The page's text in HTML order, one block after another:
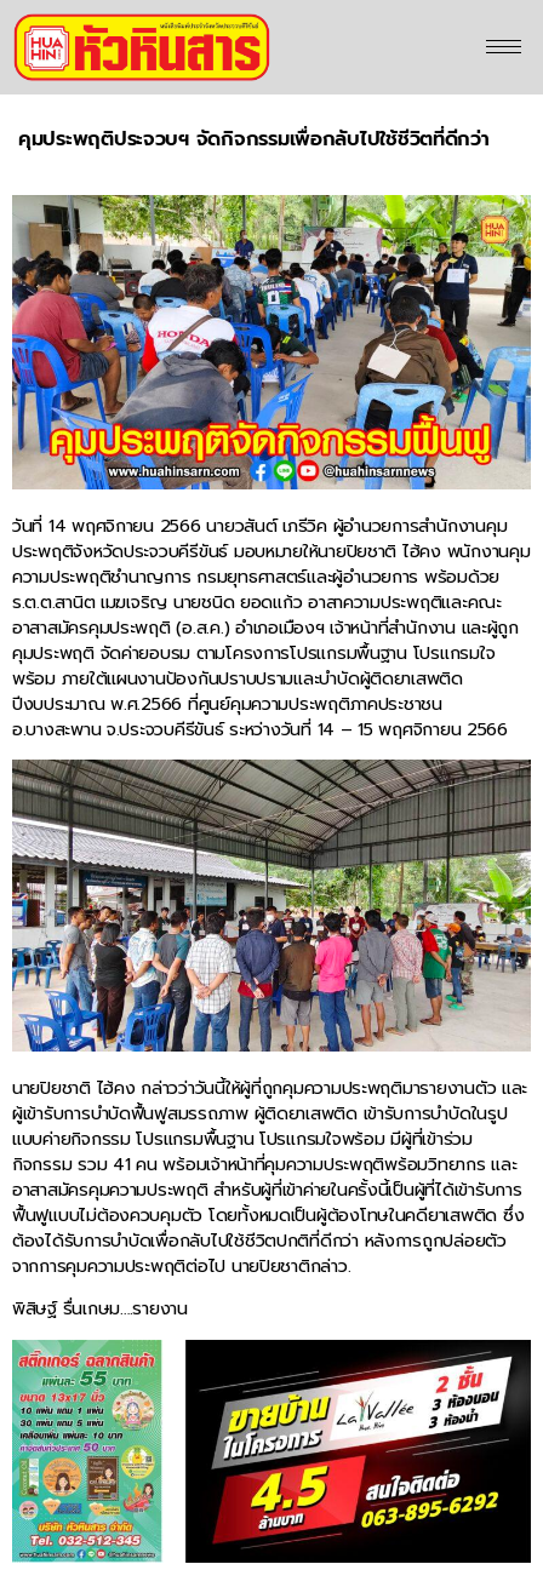
คุมประพฤติประจวบฯ จัดกิจกรรมเพื่อกลับไปใช้ชีวิตที่ดีกว่า
วันที่ 14 พฤศจิกายน 2566 นายวสันต์ เภรีวิค ผู้อำนวยการสำนักงานคุม
ประพฤติจังหวัดประจวบคีรีขันธ์ มอบหมายให้นายปิยชาติ ไฮ้คง พนักงานคุม
ความประพฤติชำนาญการ กรมยุทธศาสตร์และผู้อำนวยการ พร้อมด้วย
ร.ต.ต.สานิต เมฆเจริญ นายชนิด ยอดแก้ว อาสาความประพฤติและคณะ
อาสาสมัครคุมประพฤติ (อ.ส.ค.) อำเภอเมืองฯ เจ้าหน้าที่สำนักงาน และผู้ถูก
คุมประพฤติ จัดค่ายอบรม ตามโครงการโปรแกรมพื้นฐาน โปรแกรมใจ
พร้อม ภายใต้แผนงานป้องกันปราบปรามและบำบัดผู้ติดยาเสพติด
ปีงบประมาณ พ.ศ.2566 ที่ศูนย์คุมความประพฤติภาคประชาชน
อ.บางสะพาน จ.ประจวบคีรีขันธ์ ระหว่างวันที่ 14 – 15 พฤศจิกายน 2566
นายปิยชาติ ไฮ้คง กล่าวว่าวันนี้ให้ผู้ที่ถูกคุมความประพฤติมารายงานตัว และ
ผู้เข้ารับการบำบัดฟื้นฟูสมรรถภาพ ผู้ติดยาเสพติด เข้ารับการบำบัดในรูป
แบบค่ายกิจกรรม โปรแกรมพื้นฐาน โปรแกรมใจพร้อม มีผู้ที่เข้าร่วม
กิจกรรม รวม 41 คน พร้อมเจ้าหน้าที่คุมความประพฤติพร้อมวิทยากร และ
อาสาสมัครคุมความประพฤติ สำหรับผู้ที่เข้าค่ายในครั้งนี้เป็นผู้ที่ได้เข้ารับการ
ฟื้นฟูแบบไม่ต้องควบคุมตัว โดยทั้งหมดเป็นผู้ต้องโทษในคดียาเสพติด ซึ่ง
ต้องได้รับการบำบัดเพื่อกลับไปใช้ชีวิตปกติที่ดีกว่า หลังการถูกปล่อยตัว
จากการคุมความประพฤติต่อไป นายปิยชาติกล่าว.
พิสิษฐ์ รื่นเกษม….รายงาน